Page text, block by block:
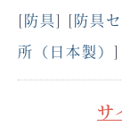
[防具] [防具
所（日本製） ]
サ